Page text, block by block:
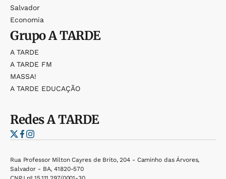
Salvador
Economia
GrupoA TARDE
A TARDE
A TARDE FM
MASSA!
A TARDE EDUCAÇÃO
RedesA TARDE
Rua Professor Milton Cayres de Brito, 204 - Caminho das Árvores,
Salvador - BA, 41820-570